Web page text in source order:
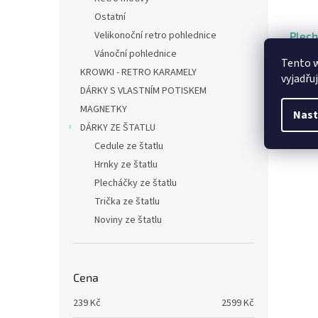
Tento
Ostatní
Velikonoční retro pohlednice
Vánoční pohlednice
KROWKI - RETRO KARAMELY
DÁRKY S VLASTNÍM POTISKEM
MAGNETKY
DÁRKY ZE ŠTATLU
Cedule ze štatlu
Hrnky ze štatlu
Plecháčky ze štatlu
Trička ze štatlu
Noviny ze štatlu
Cena
239Kč 2599Kč
od